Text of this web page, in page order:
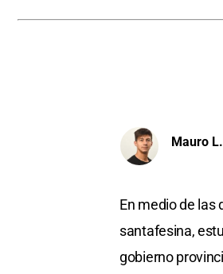
Mauro
En medio de las
santafesina,
gobierno